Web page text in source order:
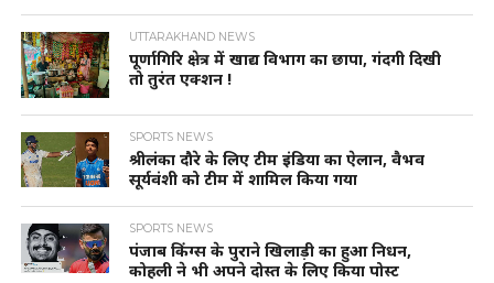
UTTARAKHAND NEWS
पूर्णागिरि क्षेत्र में खाद्य विभाग का छापा, गंदगी दिखी
तो तुरंत एक्शन !
SPORTS NEWS
श्रीलंका दौरे के लिए टीम इंडिया का ऐलान, वैभव
सूर्यवंशी को टीम में शामिल किया गया
SPORTS NEWS
पंजाब किंग्स के पुराने खिलाड़ी का हुआ निधन,
कोहली ने भी अपने दोस्त के लिए किया पोस्ट